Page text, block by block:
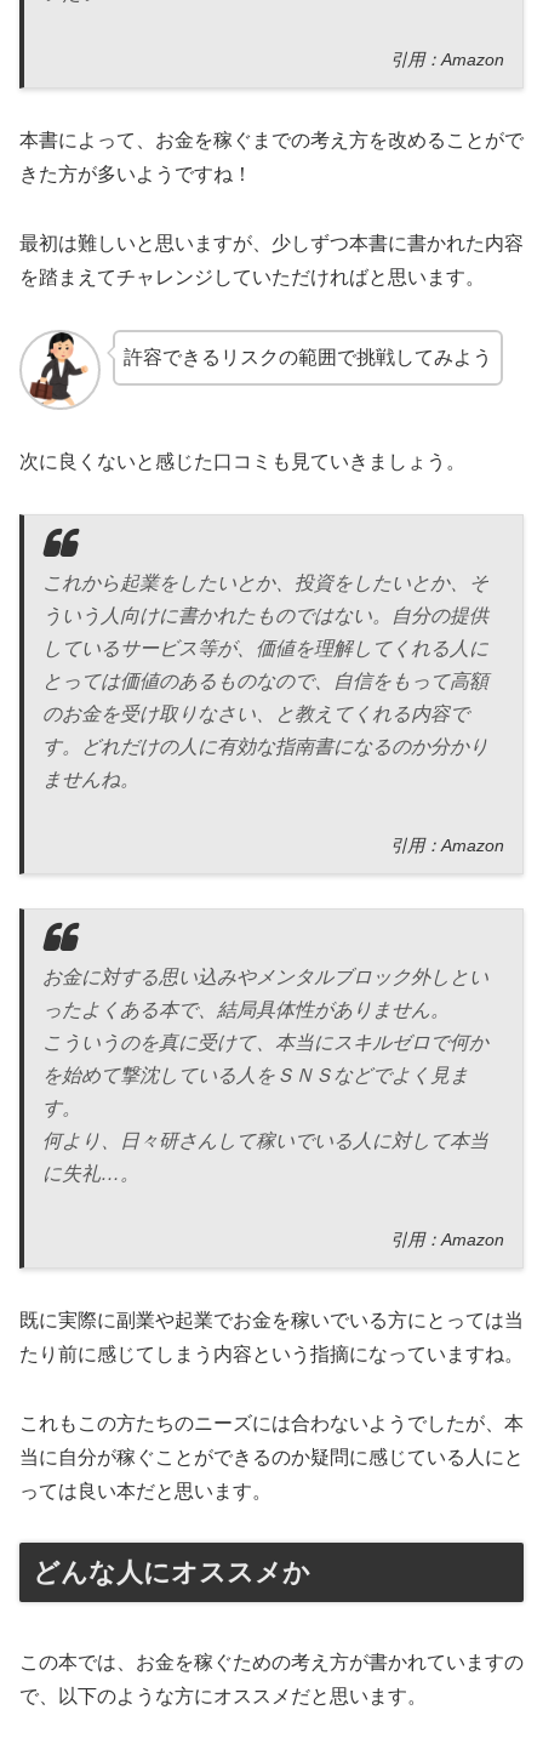
引用：Amazon
本書によって、お金を稼ぐまでの考え方を改めることがで
きた方が多いようですね！
最初は難しいと思いますが、少しずつ本書に書かれた内容
を踏まえてチャレンジしていただければと思います。
許容できるリスクの範囲で挑戦してみよう
次に良くないと感じた口コミも見ていきましょう。
これから起業をしたいとか、投資をしたいとか、そ
ういう人向けに書かれたものではない。自分の提供
しているサービス等が、価値を理解してくれる人に
とっては価値のあるものなので、自信をもって高額
のお金を受け取りなさい、と教えてくれる内容で
す。どれだけの人に有効な指南書になるのか分かり
ませんね。
引用：Amazon
お金に対する思い込みやメンタルブロック外しとい
ったよくある本で、結局具体性がありません。
こういうのを真に受けて、本当にスキルゼロで何か
を始めて撃沈している人をＳＮＳなどでよく見ま
す。
何より、日々研さんして稼いでいる人に対して本当
に失礼…。
引用：Amazon
既に実際に副業や起業でお金を稼いでいる方にとっては当
たり前に感じてしまう内容という指摘になっていますね。
これもこの方たちのニーズには合わないようでしたが、本
当に自分が稼ぐことができるのか疑問に感じている人にと
っては良い本だと思います。
どんな人にオススメか
この本では、お金を稼ぐための考え方が書かれていますの
で、以下のような方にオススメだと思います。